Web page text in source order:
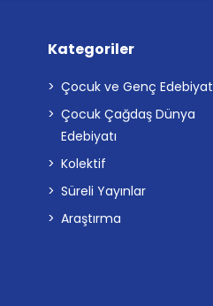
Kategoriler
Çocuk ve Genç Edebiyat
Çocuk Çağdaş Dünya
Edebiyatı
Kolektif
Süreli Yayınlar
Araştırma